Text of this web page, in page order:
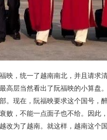
映，统一了越南南北，并且请求
高层当然看出了阮福映的小算盘
。现在，阮福映要求这个国号，
败，不能一点面子也不给。因此
改为了越南。就这样，越南这个